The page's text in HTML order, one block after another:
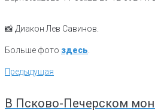
📸 Диакон Лев Савинов.
Больше фото здесь.
Навигация
по
Предыдущая
Предыдущая
В Псково-Печерском